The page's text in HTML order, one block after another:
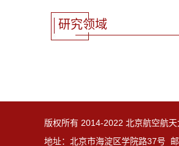
研究领域
版权所有 2014-2022 北京航空航
地址：北京市海淀区学院路37号